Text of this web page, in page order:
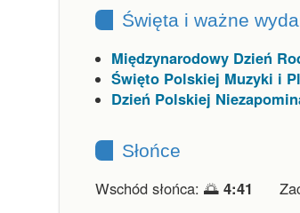
Święta i ważne
Międzynarodowy Dzień
Święto Polskiej Muzyki i
Dzień Polskiej
Słońce
Wschód słońca: 🌅 4:41